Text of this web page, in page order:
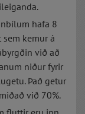
hafa 8
kemur á
við að
niður fyrir
Það getur
við 70%.